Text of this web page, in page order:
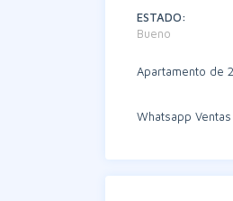
ESTADO:
Bueno
Apartamento de
Whatsapp